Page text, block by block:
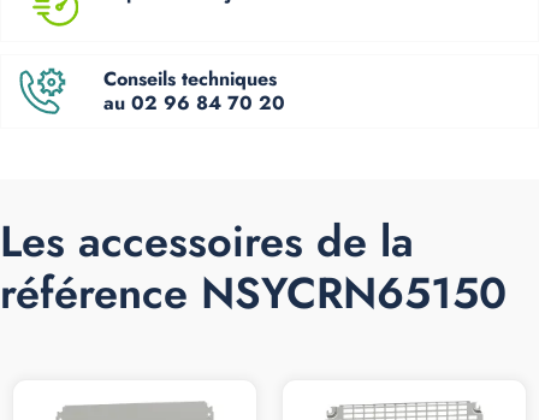
Conseils techniques
au 02 96 84 70 20
Les accessoires de la
référence NSYCRN65150